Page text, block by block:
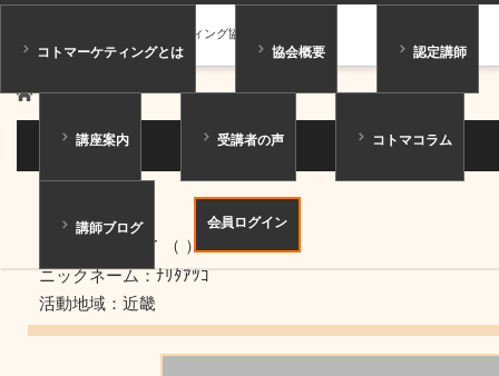
一般社団法人コトマーケティング協会
コトマーケティングとは 協会概要 認定講師
講座案内 受講者の声 コトマコラム
講師ブログ 会員ログイン
ホーム 講師紹介
講師紹介
成田 淳子
（ ）
ニックネーム：ﾅﾘﾀｱﾂｺ
活動地域：近畿